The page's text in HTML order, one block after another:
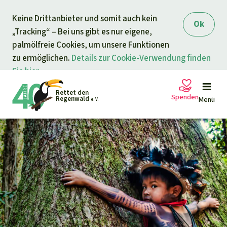
Ok
Keine Drittanbieter und somit auch kein
„Tracking“ – Bei uns gibt es nur eigene,
palmölfreie Cookies, um unsere Funktionen
zu ermöglichen. Details zur Cookie-Verwendung finden
Sie hier.
Rettet den
Regenwald e. V. Menü
Petitionen
Projekte
Informieren
Spenden
Ihre Spende hilft
Allgemeine Spende
Dringender Spendenaufruf